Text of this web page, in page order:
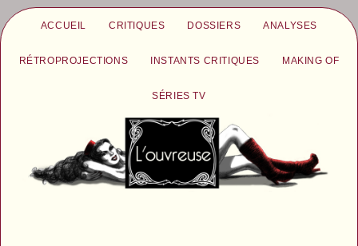
ACCUEIL CRITIQUES DOSSIERS ANALYSES
RÉTROPROJECTIONS INSTANTS CRITIQUES MAKING OF
SÉRIES TV